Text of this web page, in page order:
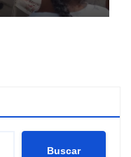
Buscar